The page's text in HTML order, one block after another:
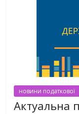
новини податкової
Актуальна